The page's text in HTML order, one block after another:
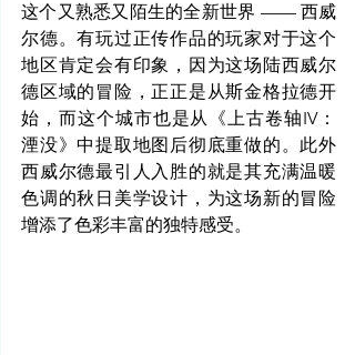
这个又熟悉又陌生的全新世界 —— 西威
尔德。有玩过正传作品的玩家对于这个
地区肯定会有印象，因为这场陆西威尔
德区域的冒险，正正是从斯金格拉德开
始，而这个城市也是从《上古卷轴IV：
湮没》中提取地图后彻底重做的。此外
西威尔德最引人入胜的就是其充满温暖
色调的秋日美学设计，为这场新的冒险
增添了色彩丰富的独特感受。